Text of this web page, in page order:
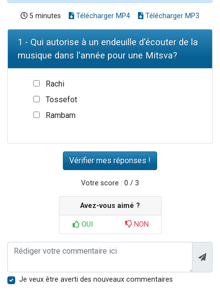
5 minutes Télécharger MP4 Télécharger MP3
1 - Qui autorise à un endeuille d'écouter de la
musique dans l'année pour une Mitsva?
Rachi
Tossefot
Rambam
Votre score : 0 / 3
Avez-vous aimé ?
OUI NON
Je veux être averti des nouveaux commentaires